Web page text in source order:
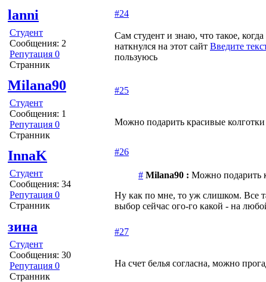
lanni
Студент
Сообщения: 2
Репутация 0
Странник
#24
Сам студент и знаю, что такое,
наткнулся на этот сайт Введите
пользуюсь
Milana90
Студент
Сообщения: 1
Репутация 0
Странник
#25
Можно подарить красивые
InnaK
Студент
Сообщения: 34
Репутация 0
Странник
#26
# Milana90 : Можно подарить
Ну как по мне, то уж слишком. Все
выбор сейчас ого-го какой - на
зина
Студент
Сообщения: 30
Репутация 0
Странник
#27
На счет белья согласна, можно